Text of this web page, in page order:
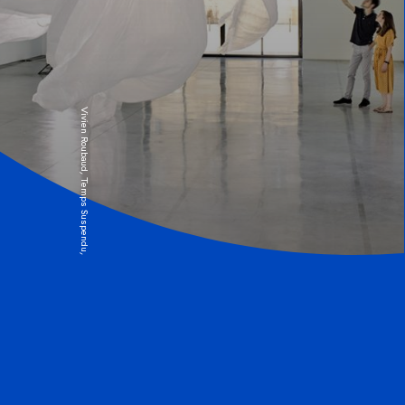
Vivien Roubaud, Temps Suspendu, © In Situ Fabienne Leclerc